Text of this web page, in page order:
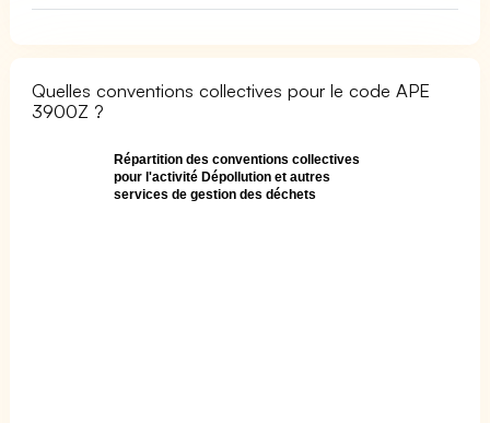
Quelles conventions collectives pour le code APE
3900Z ?
Répartition des conventions collectives
pour l'activité Dépollution et autres
services de gestion des déchets